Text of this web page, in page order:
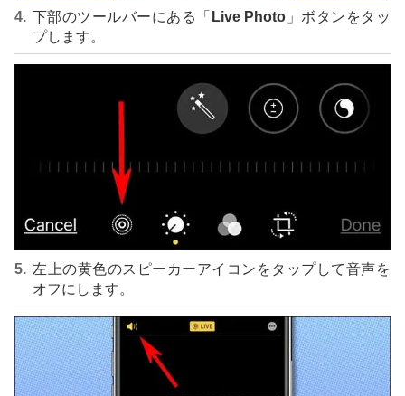
下部のツールバーにある「 Live Photo 」ボタンをタッ
プします。
左上の黄色のスピーカーアイコンをタップして音声を
オフにします。